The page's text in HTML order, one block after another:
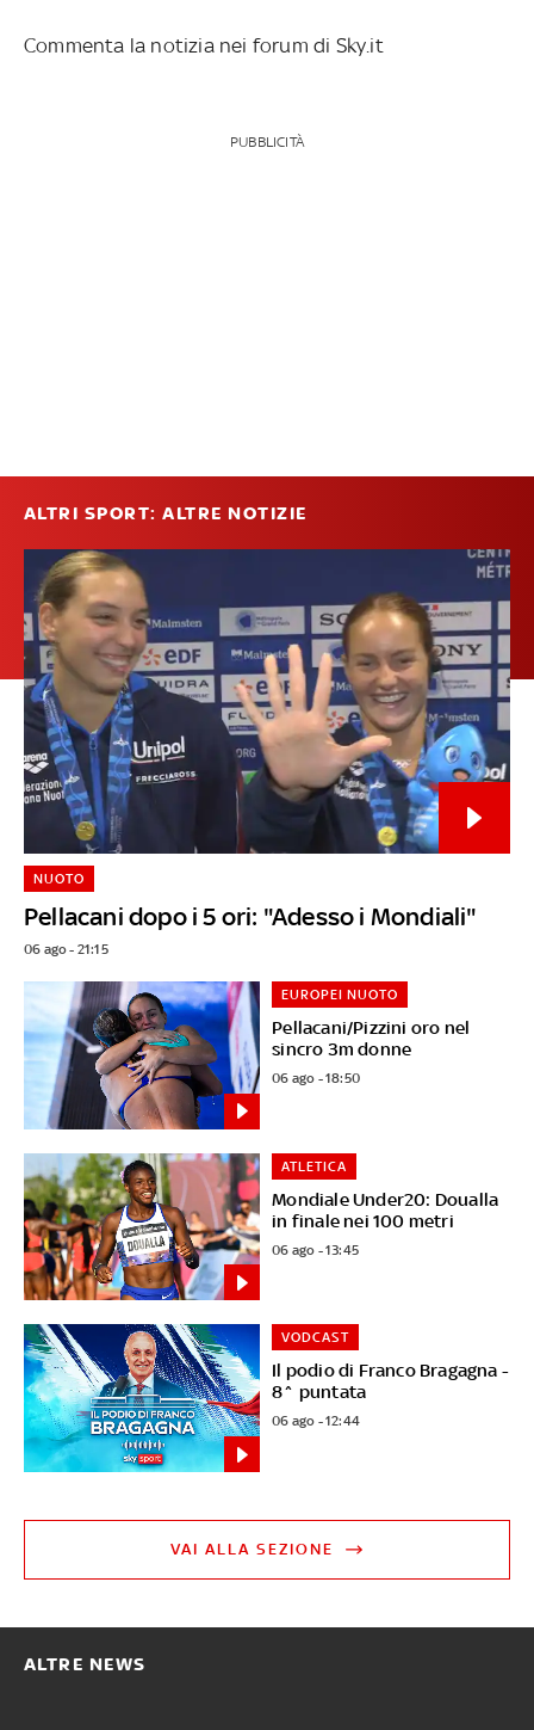
Commenta la notizia nei forum di Sky.it
PUBBLICITÀ
ALTRI SPORT: ALTRE NOTIZIE
Pellacani dopo i 5 ori: "Adesso i Mondiali"
NUOTO
06 ago - 21:15
Pellacani/Pizzini oro nel
sincro 3m donne
EUROPEI NUOTO
06 ago - 18:50
Mondiale Under20: Doualla
in finale nei 100 metri
ATLETICA
06 ago - 13:45
Il podio di Franco Bragagna -
8^ puntata
VODCAST
06 ago - 12:44
VAI ALLA SEZIONE
ALTRE NEWS